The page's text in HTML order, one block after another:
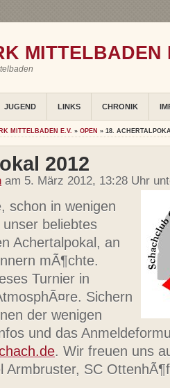
MITTELBADEN
JUGEND LINKS CHRONIK
MITTELBADEN E.V. » OPEN » 18.
2012
am 5. März 2012, 13:28 Uhr
schon in wenigen
beliebtes
Achertalpokal, an
mÃ¶chte.
Turnier in
Sichern
der wenigen
und das
. Wir freuen uns
Armbruster, SC